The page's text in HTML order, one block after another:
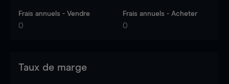
Frais annuels - Vendre
0
Frais annuels - Acheter
0
Taux de marge